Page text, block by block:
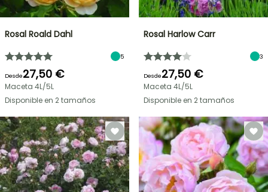
Rosal Roald Dahl
5
Desde27,50 €
Maceta 4L/5L
Disponible en 2 tamaños
Rosal Harlow Carr
3
Desde27,50 €
Maceta 4L/5L
Disponible en 2 tamaños